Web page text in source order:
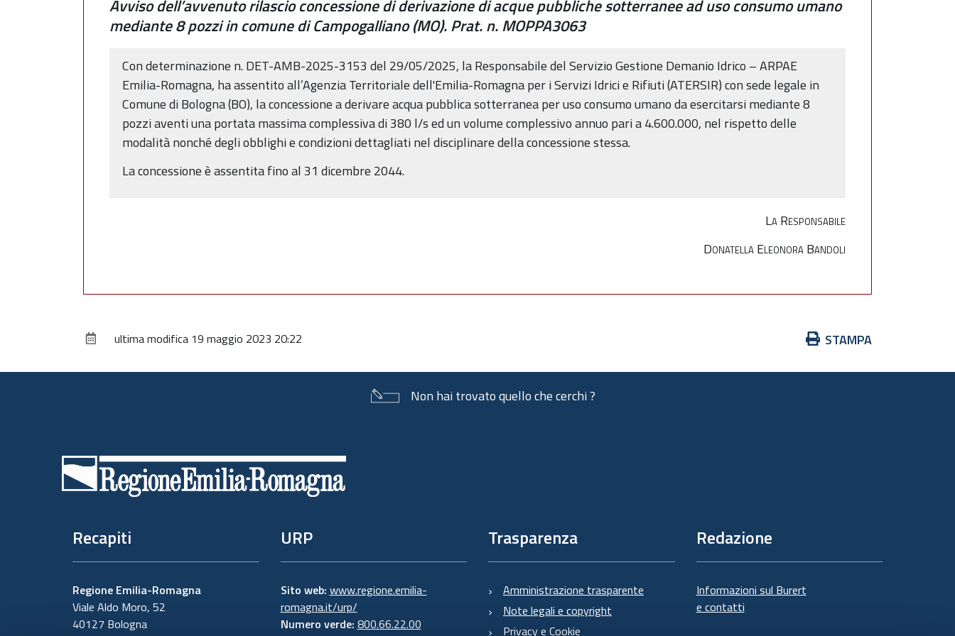
Avviso dell’avvenuto rilascio concessione di derivazione di acque pubbliche sotterranee ad uso consumo umano
mediante 8 pozzi in comune di Campogalliano (MO). Prat. n. MOPPA3063
Con determinazione n. DET-AMB-2025-3153 del 29/05/2025, la Responsabile del Servizio Gestione Demanio Idrico – ARPAE
Emilia-Romagna, ha assentito all’Agenzia Territoriale dell'Emilia-Romagna per i Servizi Idrici e Rifiuti (ATERSIR) con sede legale in
Comune di Bologna (BO), la concessione a derivare acqua pubblica sotterranea per uso consumo umano da esercitarsi mediante 8
pozzi aventi una portata massima complessiva di 380 l/s ed un volume complessivo annuo pari a 4.600.000, nel rispetto delle
modalità nonché degli obblighi e condizioni dettagliati nel disciplinare della concessione stessa.
La concessione è assentita fino al 31 dicembre 2044.
La Responsabile
Donatella Eleonora Bandoli
Azioni
documento
STAMPA
ultima modifica 19 maggio 2023 20:22
Non hai trovato quello che cerchi ?
Recapiti
Regione Emilia-Romagna
Viale Aldo Moro, 52
40127 Bologna
URP
Sito web: www.regione.emilia-
romagna.it/urp/
Numero verde: 800.66.22.00
Trasparenza
Amministrazione trasparente
Note legali e copyright
Privacy e Cookie
Redazione
Informazioni sul Burert
e contatti